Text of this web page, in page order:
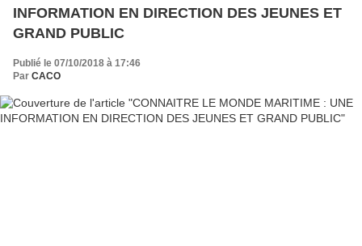
INFORMATION EN DIRECTION DES JEUNES ET
GRAND PUBLIC
Publié le 07/10/2018 à 17:46
Par CACO